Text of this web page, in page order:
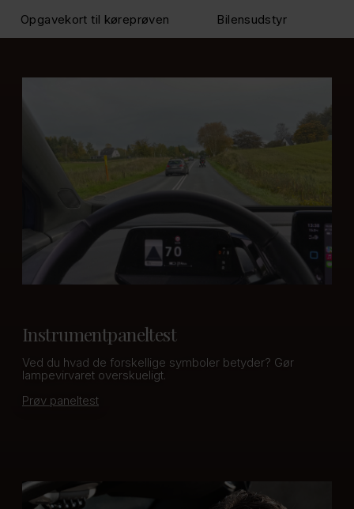
Opgavekort til køreprøven Bilensudstyr
Instrumentpaneltest
Ved du hvad de forskellige symboler betyder? Gør
lampevirvaret overskueligt.
Prøv paneltest